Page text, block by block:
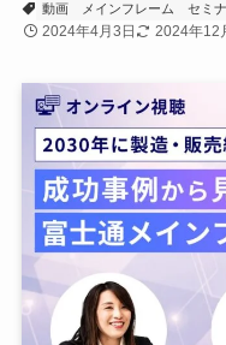
動画
メインフレーム セミ
2024年4月3日 2024年12